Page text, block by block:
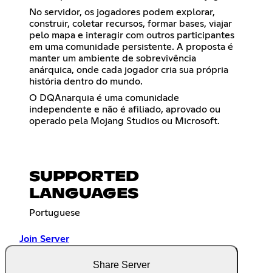
No servidor, os jogadores podem explorar,
construir, coletar recursos, formar bases, viajar
pelo mapa e interagir com outros participantes
em uma comunidade persistente. A proposta é
manter um ambiente de sobrevivência
anárquica, onde cada jogador cria sua própria
história dentro do mundo.
O DQAnarquia é uma comunidade
independente e não é afiliado, aprovado ou
operado pela Mojang Studios ou Microsoft.
SUPPORTED
LANGUAGES
Portuguese
Join Server
Share Server